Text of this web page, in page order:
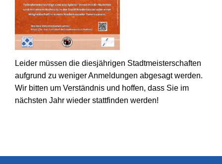
Leider müssen die diesjährigen Stadtmeisterschaften
aufgrund zu weniger Anmeldungen abgesagt werden.
Wir bitten um Verständnis und hoffen, dass Sie im
nächsten Jahr wieder stattfinden werden!